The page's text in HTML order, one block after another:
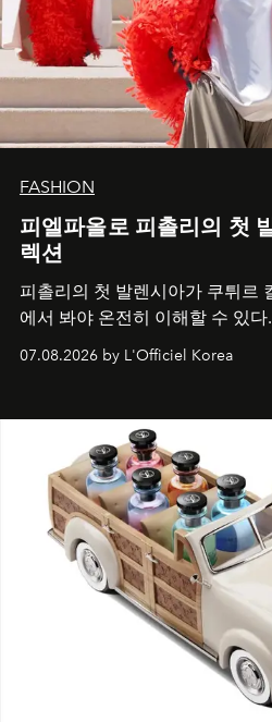
FASHION
피엘파올로 피촐리의 첫
렉션
피촐리의 첫 발렌시아가 쿠튀르
에서 봐야 온전히 이해할 수 있다.
07.08.2026 by L'Officiel Korea